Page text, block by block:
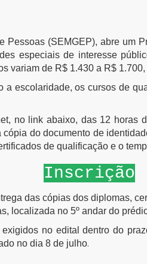
(SEMGEP), abre um
especiais de interesse
variam de R$ 1.430 a R$
escolaridade, os cursos de
no link abaixo, das 12
do documento de
de qualificação e o
Inscrição
das cópias dos diplomas,
localizada no 5º andar do
no edital dentro do
no dia 8 de julho.